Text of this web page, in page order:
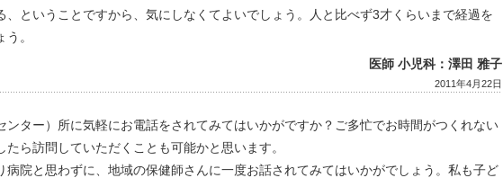
、ということですから、気にしなくてよいでしょう。人と比べず3才くらいまで経過を
う。
医師 小児科：澤田 雅子
2011年4月22日
ンター）所に気軽にお電話をされてみてはいかがですか？ご多忙でお時間がつくれない
たら訪問していただくことも可能かと思います。
病院と思わずに、地域の保健師さんに一度お話されてみてはいかがでしょう。私も子ど